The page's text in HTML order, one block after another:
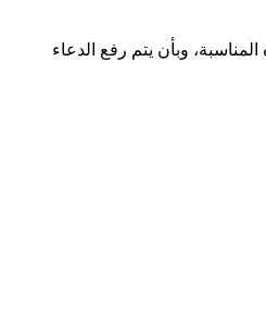
وبأن يتم رفع الدعاء